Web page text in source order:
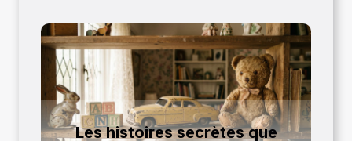
Les histoires secrètes que